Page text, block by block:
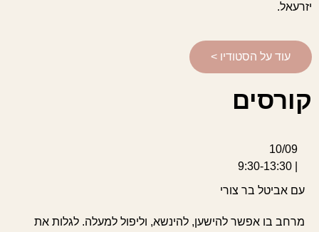
יזרעאל.
עוד על הסטודיו >
קורסים
10/09
עם אביטל בר צורי
מרחב בו אפשר להישען, להינשא, וליפול למעלה. לגלות את